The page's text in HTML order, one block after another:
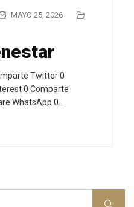
MAYO 25, 2026
Twitter 0
0 Comparte
WhatsApp 0…